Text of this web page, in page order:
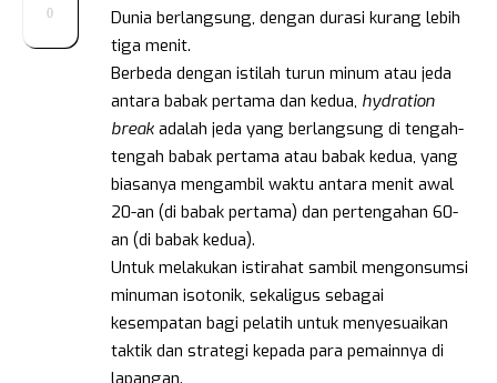
0
Dunia berlangsung, dengan durasi kurang lebih
tiga menit.
Berbeda dengan istilah turun minum atau jeda
antara babak pertama dan kedua, hydration
break adalah jeda yang berlangsung di tengah-
tengah babak pertama atau babak kedua, yang
biasanya mengambil waktu antara menit awal
20-an (di babak pertama) dan pertengahan 60-
an (di babak kedua).
Untuk melakukan istirahat sambil mengonsumsi
minuman isotonik, sekaligus sebagai
kesempatan bagi pelatih untuk menyesuaikan
taktik dan strategi kepada para pemainnya di
lapangan.